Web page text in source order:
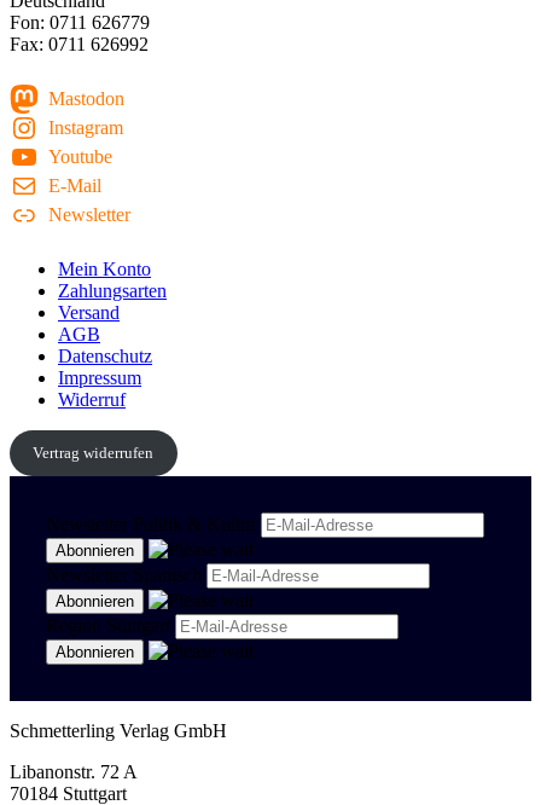
Fon: 0711 626779
Fax: 0711 626992
Mastodon
Instagram
Youtube
E-Mail
Newsletter
Mein Konto
Zahlungsarten
Versand
AGB
Datenschutz
Impressum
Widerruf
Vertrag widerrufen
Newsletter Politik & Kultur
Newsletter Spanisch
Region Stuttgart
Schmetterling Verlag GmbH
Libanonstr. 72 A
70184 Stuttgart